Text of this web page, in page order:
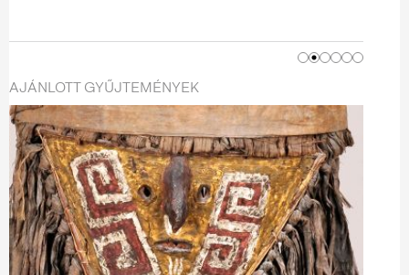
AJÁNLOTT GYŰJTEMÉNYEK